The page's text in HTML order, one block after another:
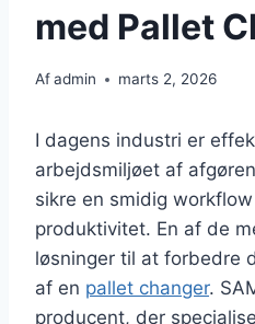
med Pallet
Afadmin marts 2, 2026
I dagens industri er
arbejdsmiljøet af
sikre en smidig
produktivitet. En af de
løsninger til at forbedre
af en pallet changer.
producent, der